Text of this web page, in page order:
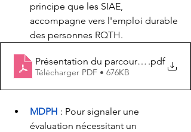
principe que les SIAE,
accompagne vers l'emploi durable
des personnes RQTH.
Présentation du parcours .pdf
Télécharger PDF • 676KB
MDPH : Pour signaler une
évaluation nécessitant un